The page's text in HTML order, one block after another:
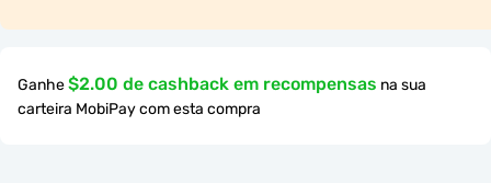
Ganhe$2.00 de cashback em recompensas na sua
carteira MobiPay com esta compra